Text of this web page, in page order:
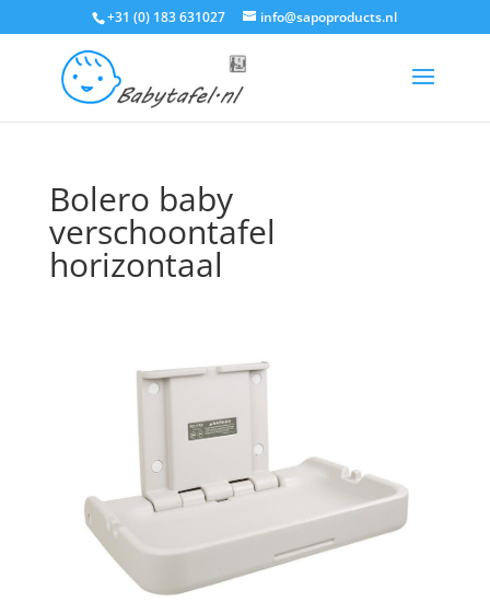
+31 (0) 183 631027 info@sapoproducts.nl
Bolero baby
verschoontafel
horizontaal